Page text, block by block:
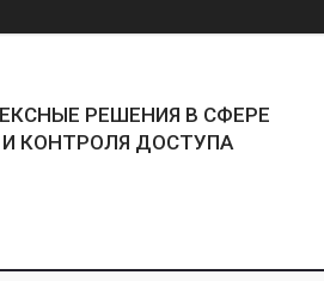
РЕШЕНИЯ В СФЕРЕ
КОНТРОЛЯ ДОСТУПА